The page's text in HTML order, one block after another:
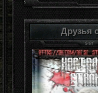
Друзья